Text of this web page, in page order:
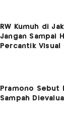
RW Kumuh di
Jangan Sampai
Percantik Visual
Pramono Sebut
Sampah